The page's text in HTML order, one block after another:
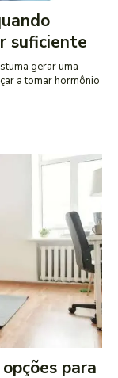
suficiente
gerar uma
a tomar hormônio
para